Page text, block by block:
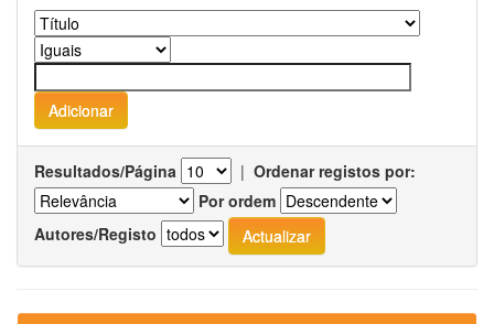
Resultados/Página | Ordenar registos por:
Por ordem
Autores/Registo